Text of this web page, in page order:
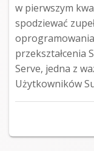
w pierwszym
spodziewać
przekształcenia
Serve, jedna z
Użytkowników